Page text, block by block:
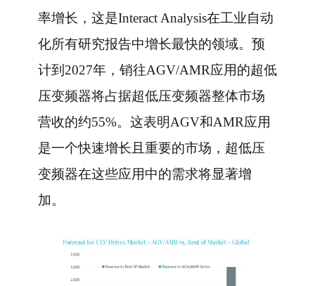
率增长，这是Interact Analysis在工业自动
化所有研究报告中增长最快的领域。预
计到2027年，销往AGV/AMR应用的超低
压变频器将占据超低压变频器整体市场
营收的约55%。这表明AGV和AMR应用
是一个快速增长且重要的市场，超低压
变频器在这些应用中的需求将显著增
加。